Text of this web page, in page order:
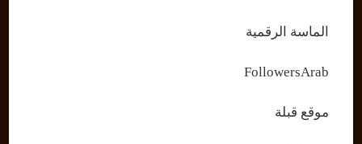
الماسة الرقمية
FollowersArab
موقع قبلة